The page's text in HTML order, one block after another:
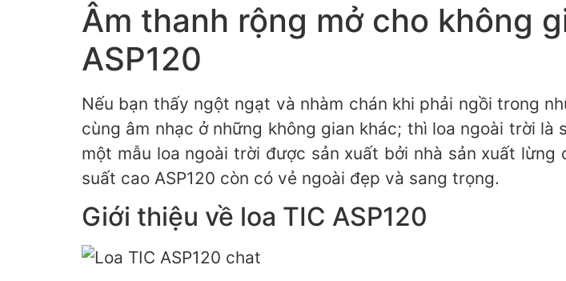
Âm thanh rộng mở cho không
ASP120
Nếu bạn thấy ngột ngạt và nhàm chán khi phải ngồi trong
cùng âm nhạc ở những không gian khác; thì loa ngoài trời là
một mẫu loa ngoài trời được sản xuất bởi nhà sản xuất
suất cao ASP120 còn có vẻ ngoài đẹp và sang trọng.
Giới thiệu về loa TIC ASP120